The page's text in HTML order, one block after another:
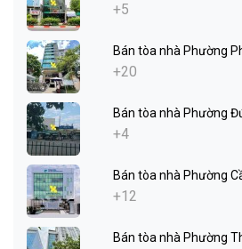
+5
Bán tòa nhà Phường
+20
Bán tòa nhà Phường
+4
Bán tòa nhà Phường
+12
Bán tòa nhà Phường